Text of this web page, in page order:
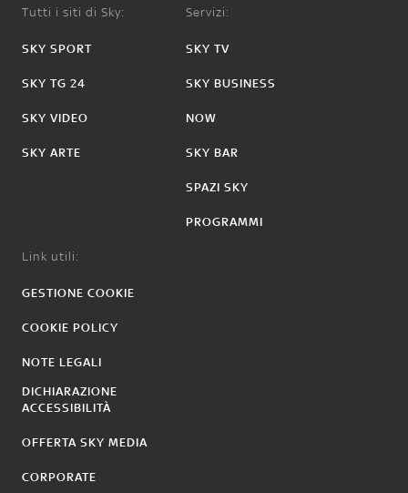
Tutti i siti di Sky:
SKY SPORT
SKY TG 24
SKY VIDEO
SKY ARTE
Servizi:
SKY TV
SKY BUSINESS
NOW
SKY BAR
SPAZI SKY
PROGRAMMI
Link utili:
GESTIONE COOKIE
COOKIE POLICY
NOTE LEGALI
DICHIARAZIONE
ACCESSIBILITÀ
OFFERTA SKY MEDIA
CORPORATE